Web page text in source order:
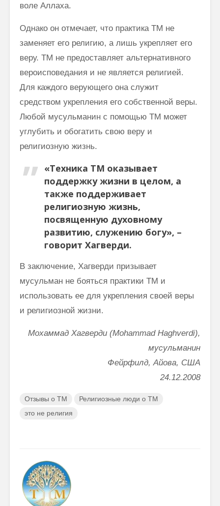
воле Аллаха.
Однако он отмечает, что практика ТМ не
заменяет его религию, а лишь укрепляет его
веру. ТМ не предоставляет альтернативного
вероисповедания и не является религией.
Для каждого верующего она служит
средством укрепления его собственной веры.
Любой мусульманин с помощью ТМ может
углубить и обогатить свою веру и
религиозную жизнь.
«Техника ТМ оказывает
поддержку жизни в целом, а
также поддерживает
религиозную жизнь,
посвященную духовному
развитию, служению богу», –
говорит Хагверди.
В заключение, Хагверди призывает
мусульман не бояться практики ТМ и
использовать ее для укрепления своей веры
и религиозной жизни.
Мохаммад Хагверди (Mohammad Haghverdi),
мусульманин
Фейрфилд, Айова, США
24.12.2008
Отзывы о ТМ
Религиозные люди о ТМ
это не религия